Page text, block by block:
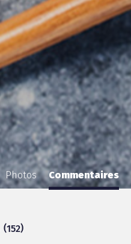
Photos Commentaires
(152)